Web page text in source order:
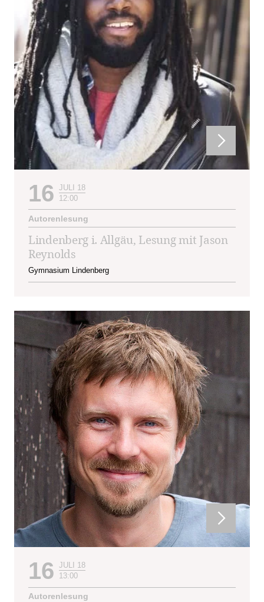
16 JULI 18
12:00
Autorenlesung
Lindenberg i. Allgäu, Lesung mit Jason
Reynolds
Gymnasium Lindenberg
16 JULI 18
13:00
Autorenlesung